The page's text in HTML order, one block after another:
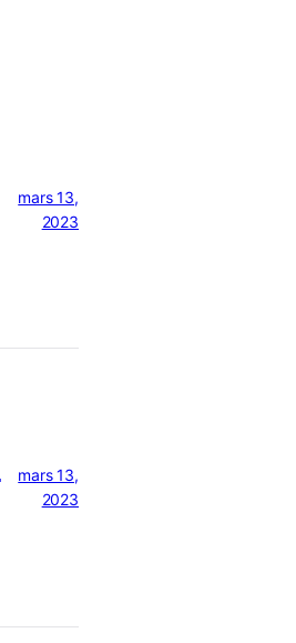
mars 13,
2023
mars 13,
2023